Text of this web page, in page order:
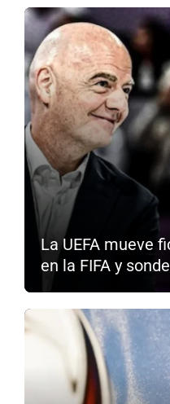
La UEFA mueve
en la FIFA y